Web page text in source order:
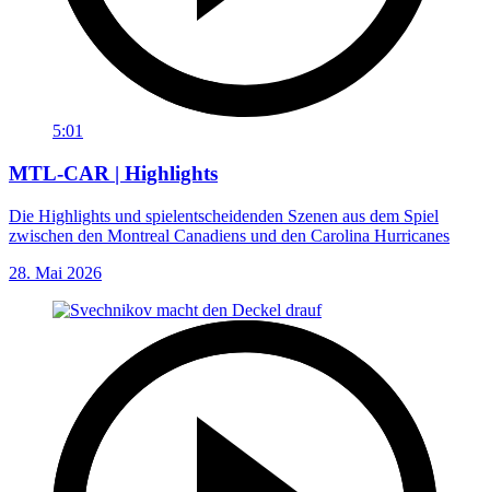
5:01
MTL-CAR | Highlights
Die Highlights und spielentscheidenden Szenen aus dem Spiel
zwischen den Montreal Canadiens und den Carolina Hurricanes
28. Mai 2026